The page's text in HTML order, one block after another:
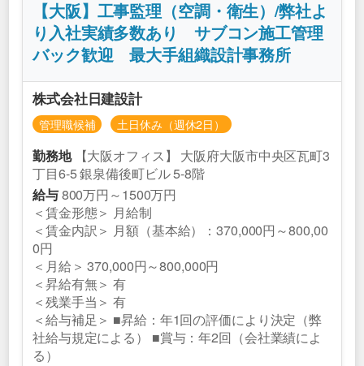
【大阪】工事監理（空調・衛生）/弊社よ
り入社実績多数あり サブコン施工管理
バック歓迎 最大手組織設計事務所
株式会社日建設計
管理職候補 土日休み（週休2日）
勤務地【大阪オフィス】 大阪府大阪市中央区瓦町3
丁目6-5 銀泉備後町ビル 5-8階
給与800万円～1500万円
＜賃金形態＞ 月給制
＜賃金内訳＞ 月額（基本給）：370,000円～800,00
0円
＜月給＞ 370,000円～800,000円
＜昇給有無＞ 有
＜残業手当＞ 有
＜給与補足＞ ■昇給：年1回の評価により決定（弊
社給与規定による） ■賞与：年2回（会社業績によ
る）